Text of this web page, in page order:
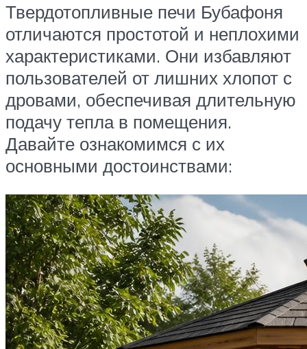
Твердотопливные печи Бубафоня
отличаются простотой и неплохими
характеристиками. Они избавляют
пользователей от лишних хлопот с
дровами, обеспечивая длительную
подачу тепла в помещения.
Давайте ознакомимся с их
основными достоинствами: